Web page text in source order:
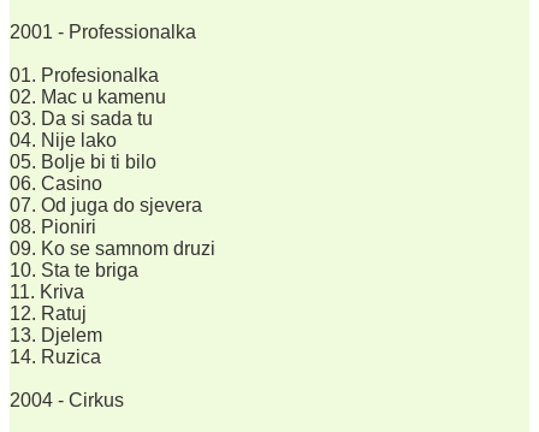
2001 - Professionalka
01. Profesionalka
02. Mac u kamenu
03. Da si sada tu
04. Nije lako
05. Bolje bi ti bilo
06. Casino
07. Od juga do sjevera
08. Pioniri
09. Ko se samnom druzi
10. Sta te briga
11. Kriva
12. Ratuj
13. Djelem
14. Ruzica
2004 - Cirkus